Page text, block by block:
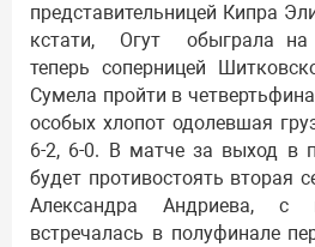
представительницей Кипра
кстати, Огут обыграла на
теперь соперницей
Сумела пройти в
особых хлопот одолевшая
6-2, 6-0. В матче за выход в
будет противостоять вторая
Александра Андриева, с
встречалась в полуфинале